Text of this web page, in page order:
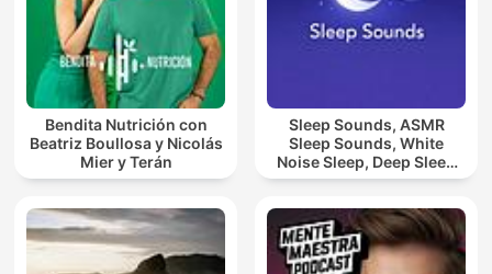
Bendita Nutrición con
Beatriz Boullosa y Nicolás
Mier y Terán
Sleep Sounds, ASMR
Sleep Sounds, White
Noise Sleep, Deep Sleep
Sounds, Relaxing Sleep